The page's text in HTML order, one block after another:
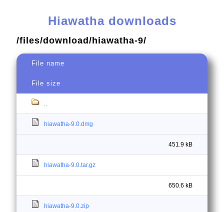
Hiawatha downloads
/files/download/hiawatha-9/
File name
File size
..
hiawatha-9.0.dmg
451.9 kB
hiawatha-9.0.tar.gz
650.6 kB
hiawatha-9.0.zip